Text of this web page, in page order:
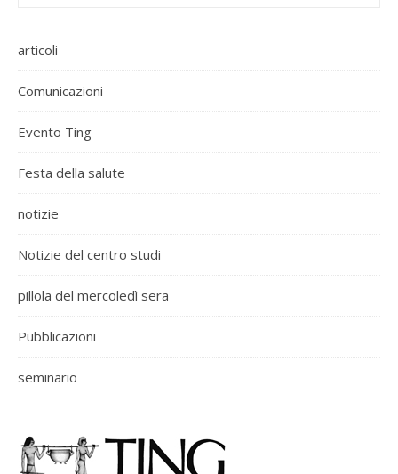
articoli
Comunicazioni
Evento Ting
Festa della salute
notizie
Notizie del centro studi
pillola del mercoledì sera
Pubblicazioni
seminario